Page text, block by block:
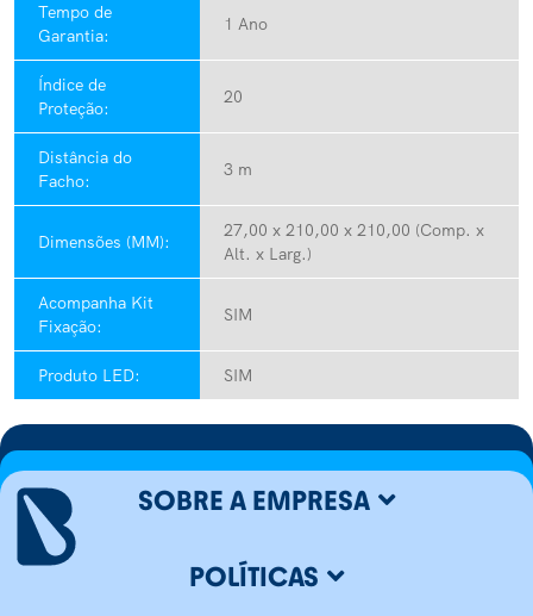
Tempo de
Garantia:
1 Ano
Índice de
Proteção:
20
Distância do
Facho:
3 m
Dimensões (MM):
27,00 x 210,00 x 210,00 (Comp. x
Alt. x Larg.)
Acompanha Kit
Fixação:
SIM
Produto LED: SIM
SOBRE A EMPRESA
POLÍTICAS